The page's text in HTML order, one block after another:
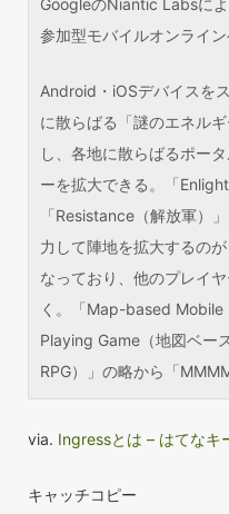
参加型モバイルオンライン
Android・iOSデバイスを
に散らばる「謎のエネル
し、各地に散らばるポー
ーを拡大できる。「
「Resistance（解放軍）
力して陣地を拡大するの
なっており、他のプレイ
く。「Map-based
Playing Game（地図ベー
RPG）」の略から「
via. Ingressとは – はてなキ
キャッチコピー